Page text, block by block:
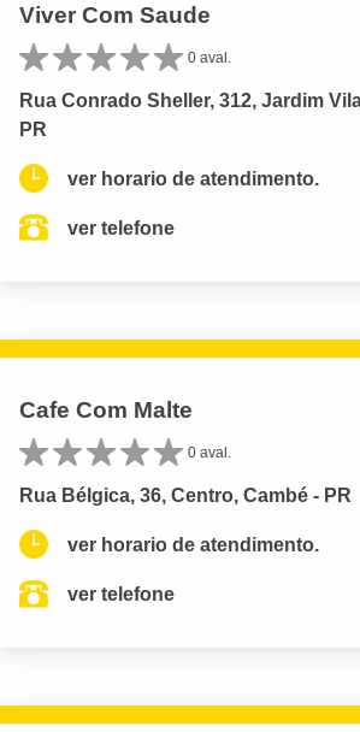
Viver Com Saude
0 aval.
Rua Conrado Sheller, 312, Jardim
PR
ver horario de atendimento.
ver telefone
Cafe Com Malte
0 aval.
Rua Bélgica, 36, Centro, Cambé - PR
ver horario de atendimento.
ver telefone